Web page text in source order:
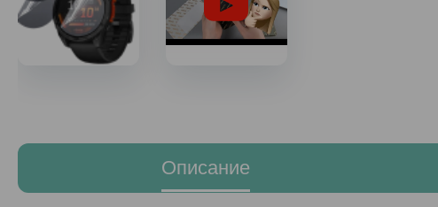
Описание